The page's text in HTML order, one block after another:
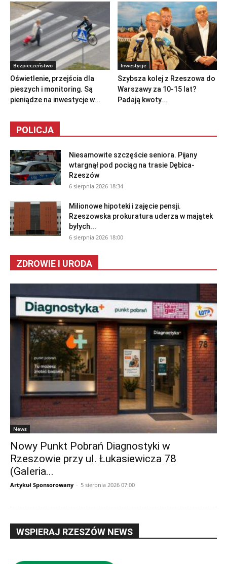
Bezpieczeństwo
Oświetlenie, przejścia dla
pieszych i monitoring. Są
pieniądze na inwestycje w...
Inwestycje
Szybsza kolej z Rzeszowa do
Warszawy za 10-15 lat?
Padają kwoty...
POLICJA
Niesamowite szczęście seniora. Pijany
wtargnął pod pociąg na trasie Dębica-
Rzeszów
6 sierpnia 2026 18:34
Milionowe hipoteki i zajęcie pensji.
Rzeszowska prokuratura uderza w majątek
byłych...
6 sierpnia 2026 18:00
ZDROWIE I URODA
News
Nowy Punkt Pobrań Diagnostyki w
Rzeszowie przy ul. Łukasiewicza 78
(Galeria...
Artykuł Sponsorowany - 5 sierpnia 2026 07:00
WSPIERAJ RZESZÓW NEWS